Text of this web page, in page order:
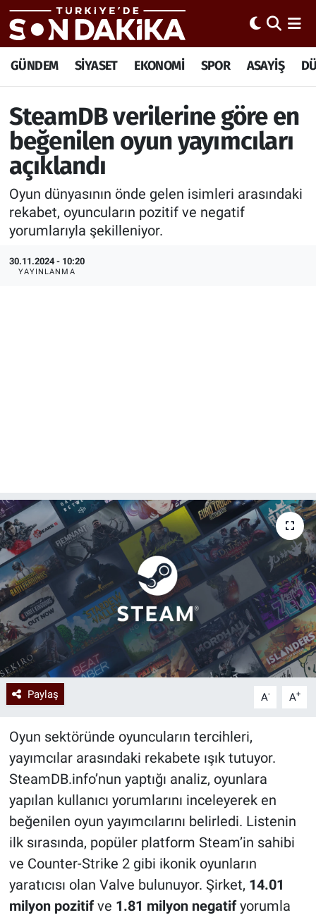
GÜNDEM SİYASET EKONOMİ SPOR ASAYİŞ
SteamDB verilerine göre en
beğenilen oyun yayımcıları
açıklandı
Oyun dünyasının önde gelen isimleri arasındaki
rekabet, oyuncuların pozitif ve negatif
yorumlarıyla şekilleniyor.
30.11.2024 - 10:20
YAYINLANMA
Paylaş A- A+
Oyun sektöründe oyuncuların tercihleri,
yayımcılar arasındaki rekabete ışık tutuyor.
SteamDB.info’nun yaptığı analiz, oyunlara
yapılan kullanıcı yorumlarını inceleyerek en
beğenilen oyun yayımcılarını belirledi. Listenin
ilk sırasında, popüler platform Steam’in sahibi
ve Counter-Strike 2 gibi ikonik oyunların
yaratıcısı olan Valve bulunuyor. Şirket, 14.01
milyon pozitifve 1.81 milyon negatifyorumla
Trafik Durumu
Süper Lig Puan Durumu ve Fikstür
Tüm Manşetler
Son Dakika Haberleri
Haber Arşivi